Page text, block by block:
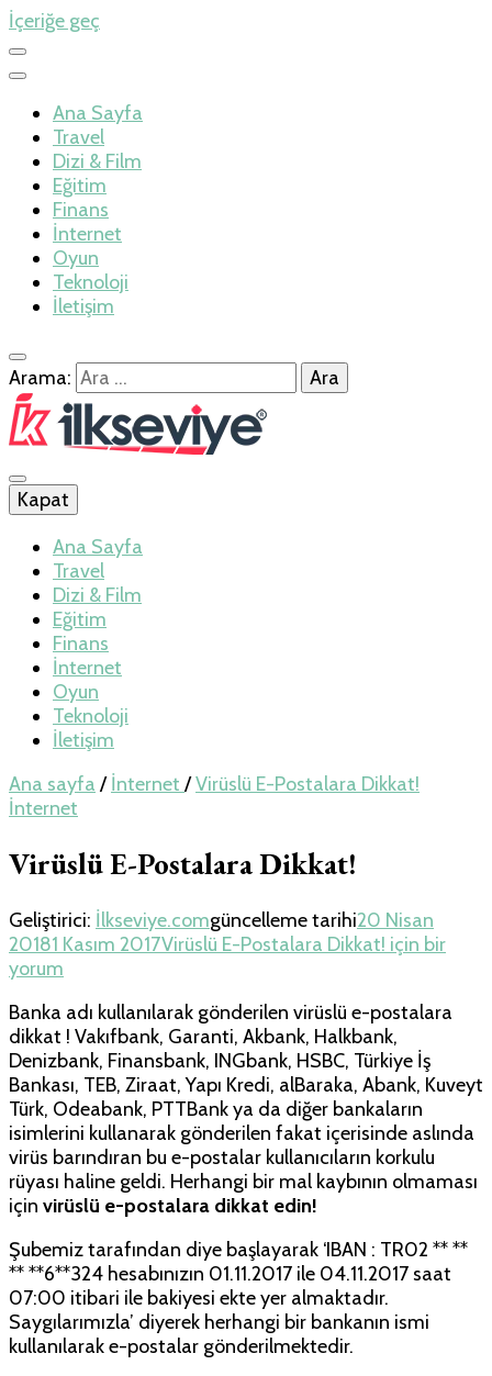
İçeriğe geç
Ana Sayfa
Travel
Dizi & Film
Eğitim
Finans
İnternet
Oyun
Teknoloji
İletişim
Arama:
Teknoloji, Oyun
ve Travel – Tur
Rehberi
İlkseviye
Kapat
Ana Sayfa
Travel
Dizi & Film
Eğitim
Finans
İnternet
Oyun
Teknoloji
İletişim
Ana sayfa / İnternet /Virüslü E-Postalara Dikkat!
İnternet
Virüslü E-Postalara Dikkat!
Geliştirici: İlkseviye.comgüncelleme tarihi20 Nisan
20181 Kasım 2017Virüslü E-Postalara Dikkat! için bir
yorum
Banka adı kullanılarak gönderilen virüslü e-postalara
dikkat ! Vakıfbank, Garanti, Akbank, Halkbank,
Denizbank, Finansbank, INGbank, HSBC, Türkiye İş
Bankası, TEB, Ziraat, Yapı Kredi, alBaraka, Abank, Kuveyt
Türk, Odeabank, PTTBank ya da diğer bankaların
isimlerini kullanarak gönderilen fakat içerisinde aslında
virüs barındıran bu e-postalar kullanıcıların korkulu
rüyası haline geldi. Herhangi bir mal kaybının olmaması
için virüslü e-postalara dikkat edin!
Şubemiz tarafından diye başlayarak ‘IBAN : TR02 ** **
** **6**324 hesabınızın 01.11.2017 ile 04.11.2017 saat
07:00 itibari ile bakiyesi ekte yer almaktadır.
Saygılarımızla’ diyerek herhangi bir bankanın ismi
kullanılarak e-postalar gönderilmektedir.